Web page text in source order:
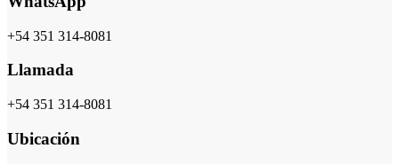
+54 351 314-8081
Llamada
+54 351 314-8081
Ubicación